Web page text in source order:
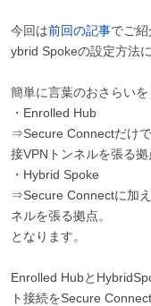
今回は前回の記事でご
ybrid Spokeの設定方法
簡単に言葉のおさらいを
・Enrolled Hub
⇒Secure Connectだけ
接VPNトンネルを張る拠
・Hybrid Spoke
⇒Secure Connectに加
ネルを張る拠点。
となります。
Enrolled Hubと
ト接続をSecure